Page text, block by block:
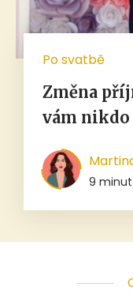
Po svatbě
Změna
vám nikdo
9